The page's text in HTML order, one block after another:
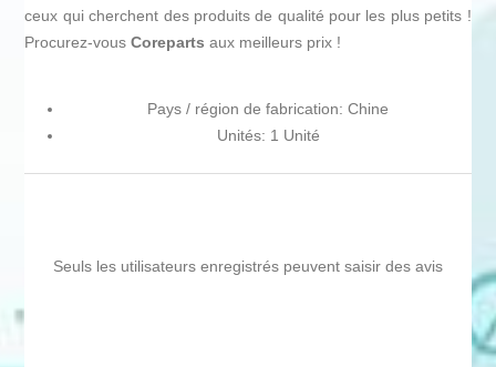
ceux qui cherchent des produits de qualité pour les plus petits !
Procurez-vousCoreparts aux meilleurs prix !
Pays / région de fabrication: Chine
Unités: 1 Unité
Seuls les utilisateurs enregistrés peuvent saisir des avis